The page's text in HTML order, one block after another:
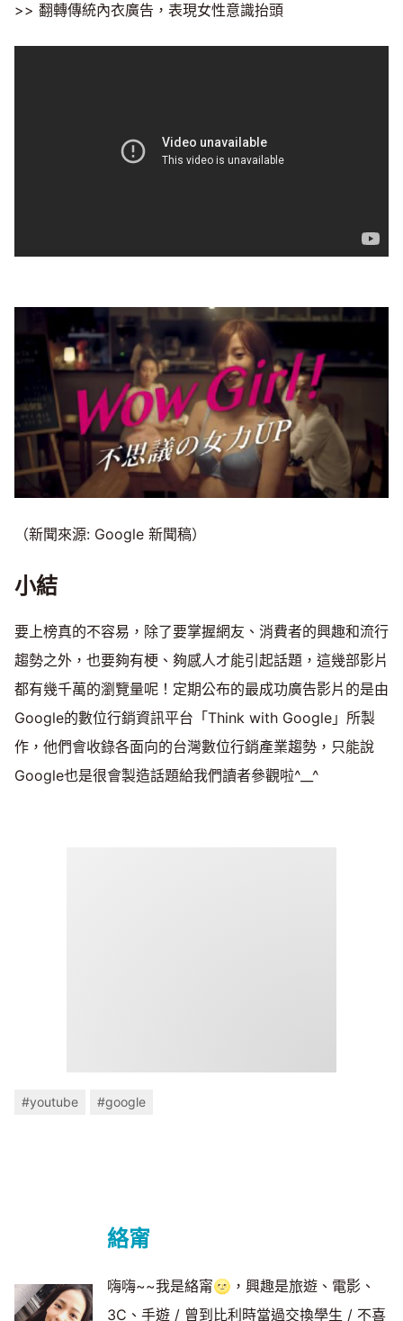
>> 翻轉傳統內衣廣告，表現女性意識抬頭
（新聞來源: Google 新聞稿）
小結
要上榜真的不容易，除了要掌握網友、消費者的興趣和流行
趨勢之外，也要夠有梗、夠感人才能引起話題，這幾部影片
都有幾千萬的瀏覽量呢！定期公布的最成功廣告影片的是由
Google的數位行銷資訊平台「Think with Google」所製
作，他們會收錄各面向的台灣數位行銷產業趨勢，只能說
Google也是很會製造話題給我們讀者參觀啦^__^
#youtube #google
絡甯
嗨嗨~~我是絡甯🌝，興趣是旅遊、電影、
3C、手遊 / 曾到比利時當過交換學生 / 不喜